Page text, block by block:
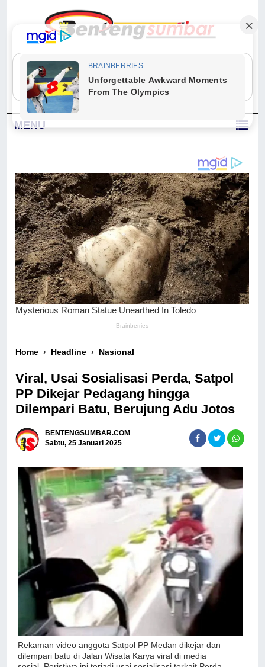
"Sesungguhnya Allah dan para malaikat-Nya berselawat untuk Nabi.
Wahai orang-orang yang beriman, berselawatlah kamu untuk Nabi dan
ucapkanlah salam dengan penuh penghormatan kepadanya." (Qs. Al
Ahzab Ayat 56)
MENU
Home › Headline › Nasional
Viral, Usai Sosialisasi Perda, Satpol
PP Dikejar Pedagang hingga
Dilempari Batu, Berujung Adu Jotos
BENTENGSUMBAR.COM
Sabtu, 25 Januari 2025
Rekaman video anggota Satpol PP Medan dikejar dan
dilempari batu di Jalan Wisata Karya viral di media